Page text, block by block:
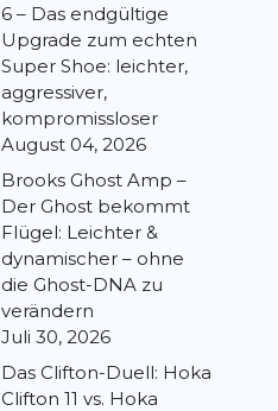
6 – Das endgültige
Upgrade zum echten
Super Shoe: leichter,
aggressiver,
kompromissloser
August 04, 2026
Brooks Ghost Amp –
Der Ghost bekommt
Flügel: Leichter &
dynamischer – ohne
die Ghost-DNA zu
verändern
Juli 30, 2026
Das Clifton-Duell: Hoka
Clifton 11 vs. Hoka